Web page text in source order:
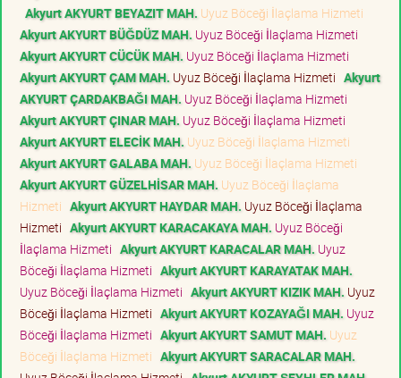
Akyurt AKYURT BEYAZIT MAH. Uyuz Böceği İlaçlama Hizmeti
Akyurt AKYURT BÜĞDÜZ MAH. Uyuz Böceği İlaçlama Hizmeti
Akyurt AKYURT CÜCÜK MAH. Uyuz Böceği İlaçlama Hizmeti
Akyurt AKYURT ÇAM MAH. Uyuz Böceği İlaçlama Hizmeti Akyurt
AKYURT ÇARDAKBAĞI MAH. Uyuz Böceği İlaçlama Hizmeti
Akyurt AKYURT ÇINAR MAH. Uyuz Böceği İlaçlama Hizmeti
Akyurt AKYURT ELECİK MAH. Uyuz Böceği İlaçlama Hizmeti
Akyurt AKYURT GALABA MAH. Uyuz Böceği İlaçlama Hizmeti
Akyurt AKYURT GÜZELHİSAR MAH. Uyuz Böceği İlaçlama
Hizmeti Akyurt AKYURT HAYDAR MAH. Uyuz Böceği İlaçlama
Hizmeti Akyurt AKYURT KARACAKAYA MAH. Uyuz Böceği
İlaçlama Hizmeti Akyurt AKYURT KARACALAR MAH. Uyuz
Böceği İlaçlama Hizmeti Akyurt AKYURT KARAYATAK MAH.
Uyuz Böceği İlaçlama Hizmeti Akyurt AKYURT KIZIK MAH. Uyuz
Böceği İlaçlama Hizmeti Akyurt AKYURT KOZAYAĞI MAH. Uyuz
Böceği İlaçlama Hizmeti Akyurt AKYURT SAMUT MAH. Uyuz
Böceği İlaçlama Hizmeti Akyurt AKYURT SARACALAR MAH.